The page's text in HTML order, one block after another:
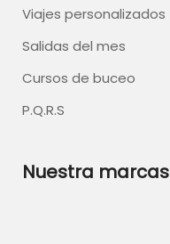
Viajes personalizados
Salidas del mes
Cursos de buceo
P.Q.R.S
Nuestra marcas